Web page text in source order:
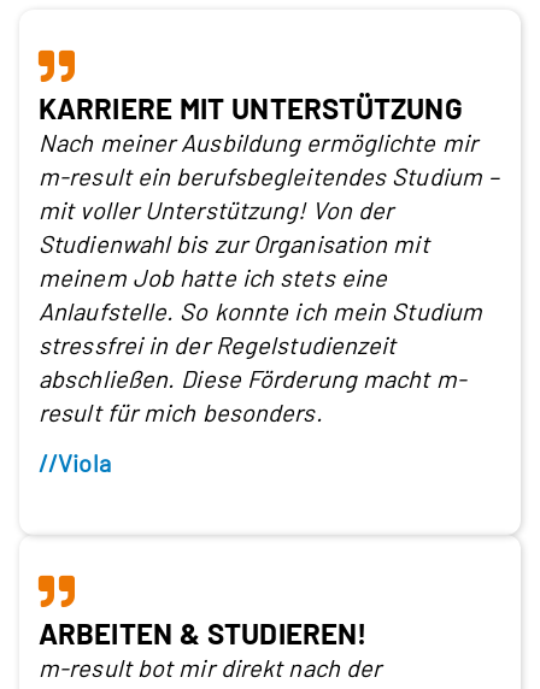
KARRIERE MIT UNTERSTÜTZUNG
Nach meiner Ausbildung ermöglichte mir
m-result ein berufsbegleitendes Studium –
mit voller Unterstützung! Von der
Studienwahl bis zur Organisation mit
meinem Job hatte ich stets eine
Anlaufstelle. So konnte ich mein Studium
stressfrei in der Regelstudienzeit
abschließen. Diese Förderung macht m-
result für mich besonders.
//Viola
ARBEITEN & STUDIEREN!
m-result bot mir direkt nach der